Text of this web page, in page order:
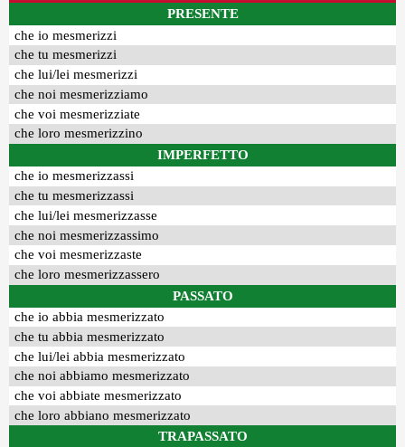
PRESENTE
che io mesmerizzi
che tu mesmerizzi
che lui/lei mesmerizzi
che noi mesmerizziamo
che voi mesmerizziate
che loro mesmerizzino
IMPERFETTO
che io mesmerizzassi
che tu mesmerizzassi
che lui/lei mesmerizzasse
che noi mesmerizzassimo
che voi mesmerizzaste
che loro mesmerizzassero
PASSATO
che io abbia mesmerizzato
che tu abbia mesmerizzato
che lui/lei abbia mesmerizzato
che noi abbiamo mesmerizzato
che voi abbiate mesmerizzato
che loro abbiano mesmerizzato
TRAPASSATO